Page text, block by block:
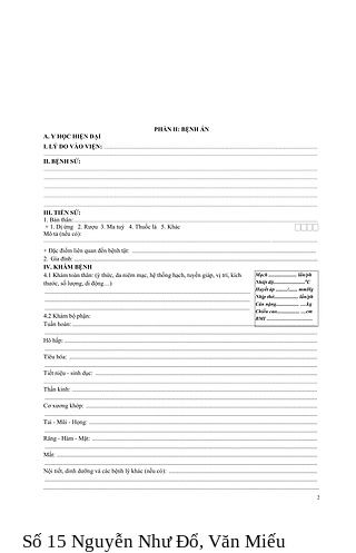
Số 15 Nguyễn Như Đổ, Văn Miếu